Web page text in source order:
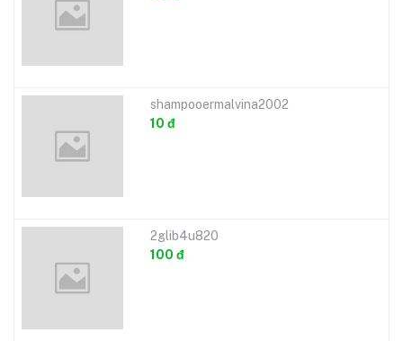
shampooermalvina2002
10 đ
2glib4u820
100 đ